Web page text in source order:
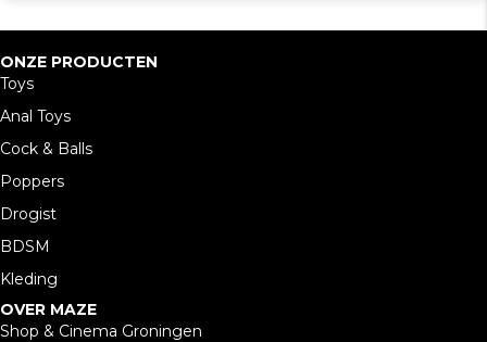
ONZE PRODUCTEN
Toys
Anal Toys
Cock & Balls
Poppers
Drogist
BDSM
Kleding
OVER MAZE
Shop & Cinema Groningen